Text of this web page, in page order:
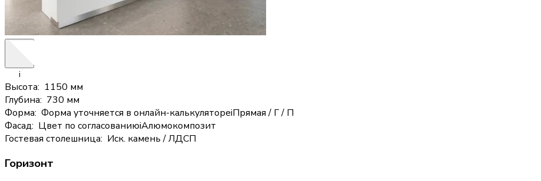
i
Высота: 1150 мм
Глубина: 730 мм
Форма: Форма уточняется в онлайн-калькулятореiПрямая / Г / П
Фасад: Цвет по согласованиюiАлюмокомпозит
Гостевая столешница: Иск. камень / ЛДСП
Горизонт